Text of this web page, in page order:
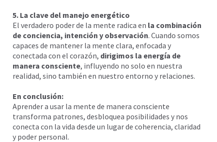
5. La clave del manejo energético
El verdadero poder de la mente radica en la combinación
de conciencia, intención y observación. Cuando somos
capaces de mantener la mente clara, enfocada y
conectada con el corazón, dirigimos la energía de
manera consciente, influyendo no solo en nuestra
realidad, sino también en nuestro entorno y relaciones.
En conclusión:
Aprender a usar la mente de manera consciente
transforma patrones, desbloquea posibilidades y nos
conecta con la vida desde un lugar de coherencia, claridad
y poder personal.